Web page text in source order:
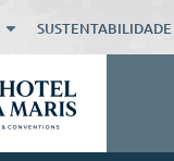
SUSTENTABILIDADE